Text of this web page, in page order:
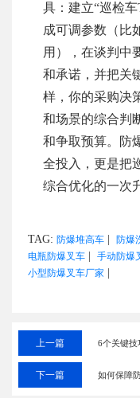
具：建立“巡检
成可调参数（比
用），在谈判中
和承诺，并把关
样，你的采购决
和场景的综合判
和争取预算。防
全投入，更是把
综合优化的一次
TAG: 防爆堆高车 防爆
电瓶防爆叉车 手动防爆
小型防爆叉车厂家
上一篇 6个关键技
下一篇 如何保障